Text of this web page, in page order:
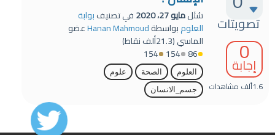
تصويتات
0
إجابة
1.6ألف مشاهدات
سُئلمايو 27، 2020 في تصنيفبوابة
العلومبواسطةHanan Mahmoudعضو
الماسي(21.3ألف
نقاط)
86
154
154
العلوم الصحة
علوم
جسم_الانسان